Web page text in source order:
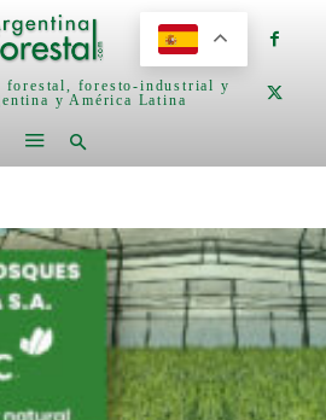
forestal, foresto-industrial y
y América Latina